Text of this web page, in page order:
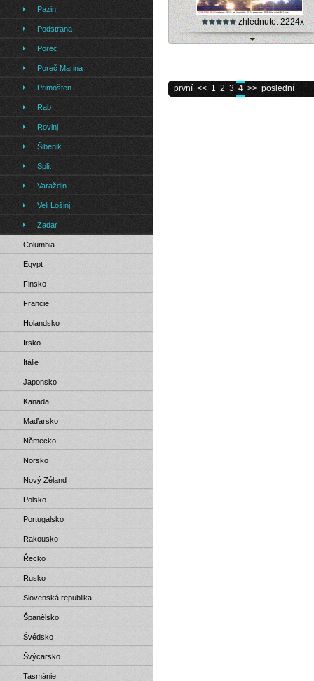
zhlédnuto: 2224x
první << 1 2 3 4 >> poslední
Pazin
Podstrana
Porec
Poreč Marina
Primošten
Rab
Rovinj
Šibenik
Split
Varaždin
Veli Lošinj
Zadar
Columbia
Egypt
Finsko
Francie
Holandsko
Irsko
Itálie
Japonsko
Kanada
Maďarsko
Německo
Norsko
Nový Zéland
Polsko
Portugalsko
Rakousko
Řecko
Rusko
Slovenská republika
Španělsko
Švédsko
Švýcarsko
Tasmánie